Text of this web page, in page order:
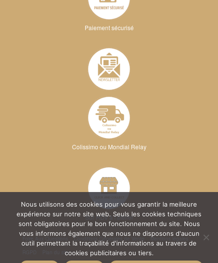
Paiement sécurisé
Colissimo ou Mondial Relay
Sur RDV à l'atelier
Conditions Générales de Vente
Mentions légales
Plan du site
Nous utilisons des cookies pour vous garantir la meilleure
expérience sur notre site web. Seuls les cookies techniques
sont obligatoires pour le bon fonctionnement du site. Nous
vous informons également que nous ne disposons d'aucun
outil permettant la traçabilité d'informations au travers de
cookies publicitaires ou tiers.